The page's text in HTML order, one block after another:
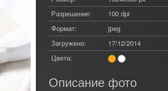
Разрешение:
100 dpi
Формат:
jpeg
Загружено:
17/12/2014
Цвета:
Описание фото